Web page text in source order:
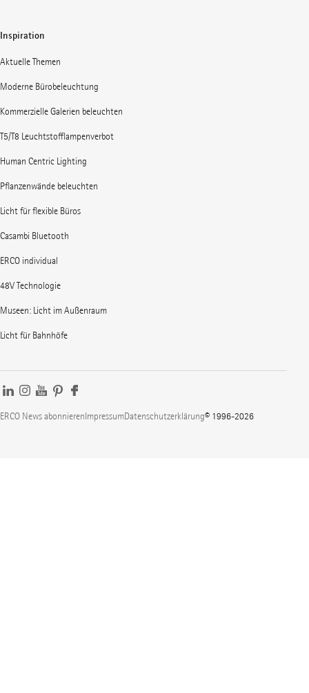
Inspiration
Aktuelle Themen
Moderne Bürobeleuchtung
Kommerzielle Galerien beleuchten
T5/T8 Leuchtstofflampenverbot
Human Centric Lighting
Pflanzenwände beleuchten
Licht für flexible Büros
Casambi Bluetooth
ERCO individual
48V Technologie
Museen: Licht im Außenraum
Licht für Bahnhöfe
ERCO News abonnierenImpressumDatenschutzerklärung© 1996-2026